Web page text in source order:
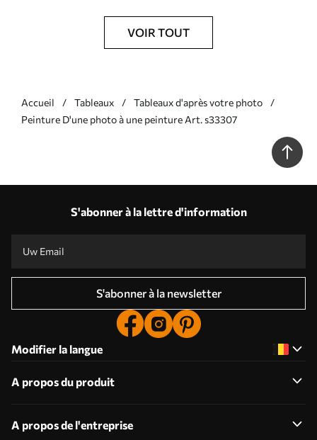
VOIR TOUT
Accueil Tableaux
Tableaux d'après votre photo
Peinture D'une photo à une peinture Art. s33307
S'abonner à la lettre d'information
S'abonner à la newsletter
Modifier la langue
A propos du produit
A propos de l'entreprise